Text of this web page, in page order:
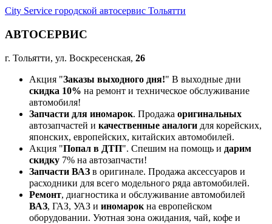
City Service городской автосервис Тольятти
АВТОСЕРВИС
г. Тольятти, ул. Воскресенская, 26
Акция "Заказы выходного дня!" В выходные дни
скидка 10% на ремонт и техническое обслуживание
автомобиля!
Запчасти для иномарок. Продажа оригинальных
автозапчастей и качественные аналоги для корейских,
японских, европейских, китайских автомобилей.
Акция "Попал в ДТП". Спешим на помощь и дарим
скидку 7% на автозапчасти!
Запчасти ВАЗ в оригинале. Продажа аксессуаров и
расходники для всего модельного ряда автомобилей.
Ремонт, диагностика и обслуживание автомобилей
ВАЗ, ГАЗ, УАЗ и иномарокна европейском
оборудовании. Уютная зона ожидания, чай, кофе и